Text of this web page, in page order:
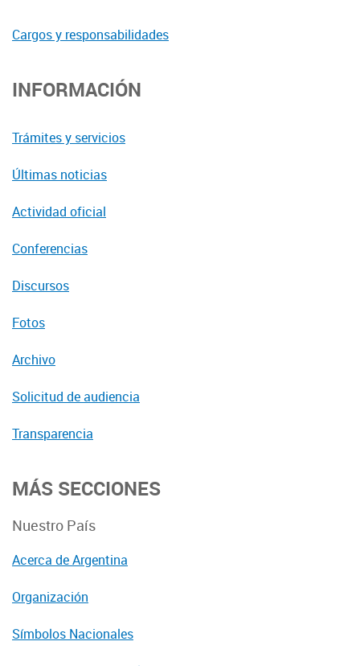
Cargos y responsabilidades
INFORMACIÓN
Trámites y servicios
Últimas noticias
Actividad oficial
Conferencias
Discursos
Fotos
Archivo
Solicitud de audiencia
Transparencia
MÁS SECCIONES
Nuestro País
Acerca de Argentina
Organización
Símbolos Nacionales